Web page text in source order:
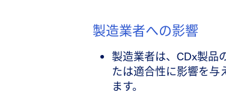
製造業者への影響
製造業者は、CDx製品
たは適合性に影響を与
ます。